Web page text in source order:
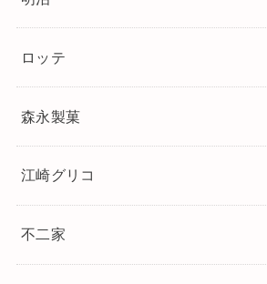
ロッテ
森永製菓
江崎グリコ
不二家